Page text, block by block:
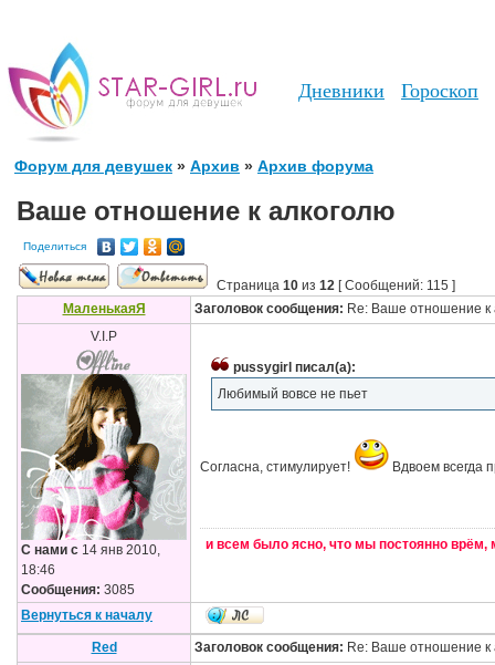
Дневники Гороскоп
Форум для девушек » Архив » Архив форума
Ваше отношение к алкоголю
Поделиться
Страница 10 из 12 [ Сообщений: 115 ]
МаленькаяЯ
Заголовок сообщения: Re: Ваше отношение к
V.I.P
С нами с 14 янв 2010,
18:46
Сообщения: 3085
pussygirl писал(а):
Любимый вовсе не пьет
Согласна, стимулирует! Вдвоем всегда
и всем было ясно, что мы постоянно
Вернуться к началу
Red Заголовок сообщения: Re: Ваше отношение к